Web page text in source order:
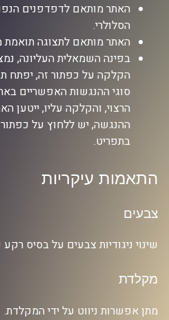
האתר מותאם לדפדפנים
הסלולרי.
האתר מותאם לתצוגה תואמת
בפינה השמאלית העליונה,
הקלקה על כפתור זה, יפתח
סוגי ההנגשות האפשריים
הרצוי, והקלקה עליו,
ההנגשה, יש ללחוץ על
בתפריט.
התאמות עיקריות
צבעים
שינוי ניגודיות צבעים על בסיס
מקלדת
מתן אפשרות ניווט על ידי המקלדת.